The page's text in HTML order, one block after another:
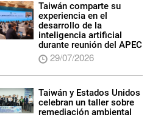
Taiwán comparte su
experiencia en el
desarrollo de la
inteligencia artificial
durante reunión del APEC
29/07/2026
Taiwán y Estados Unidos
celebran un taller sobre
remediación ambiental